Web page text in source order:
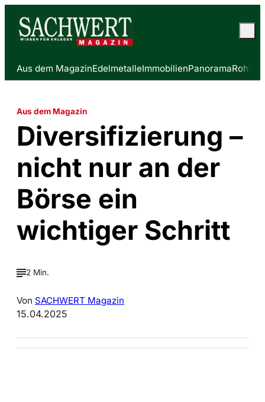
Aus dem MagazinEdelmetalleImmobilienPanorama
Aus dem Magazin
Diversifizierung –
nicht nur an der
Börse ein
wichtiger Schritt
2 Min.
Von SACHWERT Magazin
15.04.2025